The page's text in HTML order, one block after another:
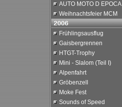
AUTO MOTO D EPOCA
Weihnachtsfeier MCM
Frühlingsausflug
Gaisbergrennen
HTGT-Trophy
Mini - Slalom (Teil I)
Alpenfahrt
Gröbenzell
Moke Fest
Sounds of Speed